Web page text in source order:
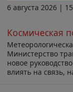
6 августа 2026 |
Космическая
Министерство
новое
влиять на связь,